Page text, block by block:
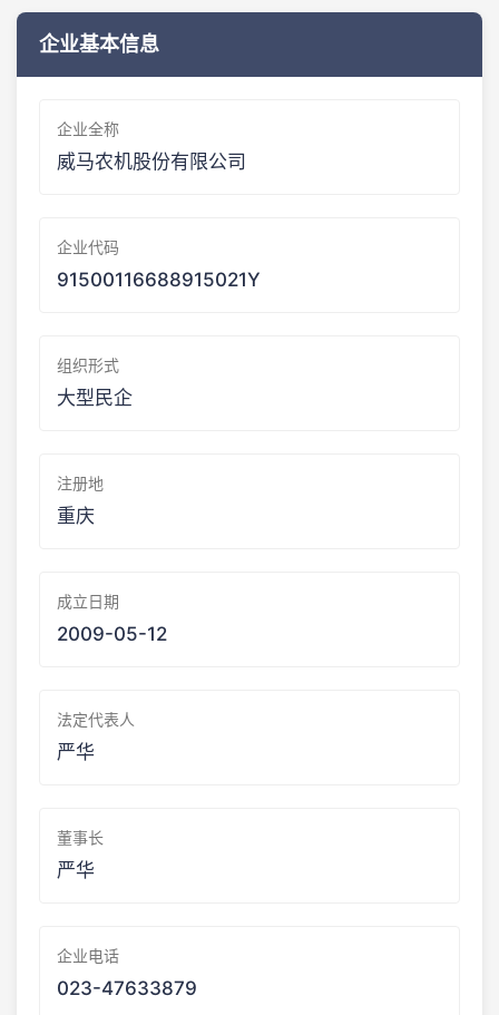
企业基本信息
企业全称
威马农机股份有限公司
企业代码
91500116688915021Y
组织形式
大型民企
注册地
重庆
成立日期
2009-05-12
法定代表人
严华
董事长
严华
企业电话
023-47633879